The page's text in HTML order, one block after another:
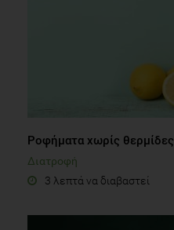
Ροφήματα χωρίς θερμίδες
Διατροφή
3 λεπτά να διαβαστεί